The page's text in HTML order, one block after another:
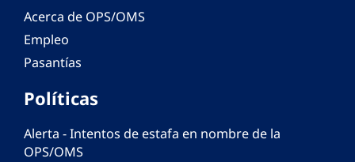
Acerca de OPS/OMS
Empleo
Pasantías
Políticas
Alerta - Intentos de estafa en nombre de la
OPS/OMS